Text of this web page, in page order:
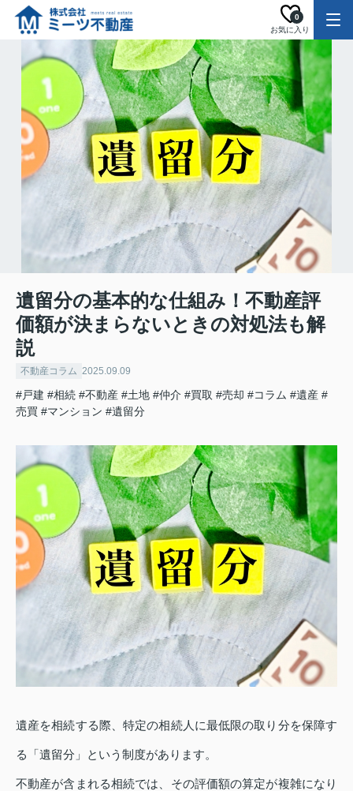
お気に入り
0
遺留分の基本的な仕組み！不動産評
価額が決まらないときの対処法も解
説
不動産コラム 2025.09.09
#戸建 #相続 #不動産 #土地 #仲介 #買取 #売却 #コラム #遺産 #
売買 #マンション #遺留分
遺産を相続する際、特定の相続人に最低限の取り分を保障す
る「遺留分」という制度があります。
不動産が含まれる相続では、その評価額の算定が複雑になり